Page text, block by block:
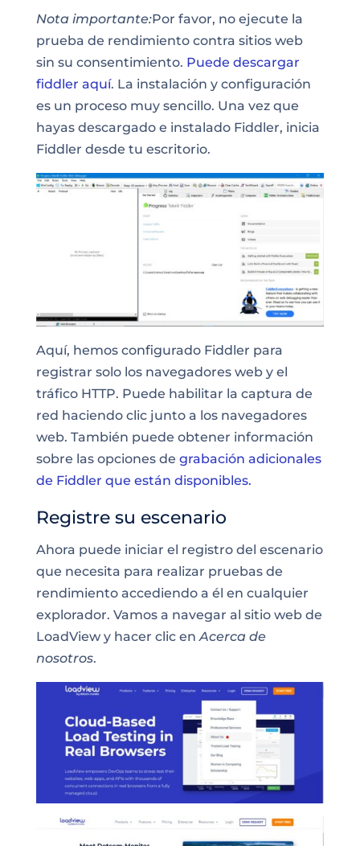
Nota importante:Por favor, no ejecute la
prueba de rendimiento contra sitios web
sin su consentimiento. Puede descargar
fiddler aquí. La instalación y configuración
es un proceso muy sencillo. Una vez que
hayas descargado e instalado Fiddler, inicia
Fiddler desde tu escritorio.
Aquí, hemos configurado Fiddler para
registrar solo los navegadores web y el
tráfico HTTP. Puede habilitar la captura de
red haciendo clic junto a los navegadores
web. También puede obtener información
sobre las opciones de grabación adicionales
de Fiddler que están disponibles.
Registre su escenario
Ahora puede iniciar el registro del escenario
que necesita para realizar pruebas de
rendimiento accediendo a él en cualquier
explorador. Vamos a navegar al sitio web de
LoadView y hacer clic enAcerca de
nosotros.